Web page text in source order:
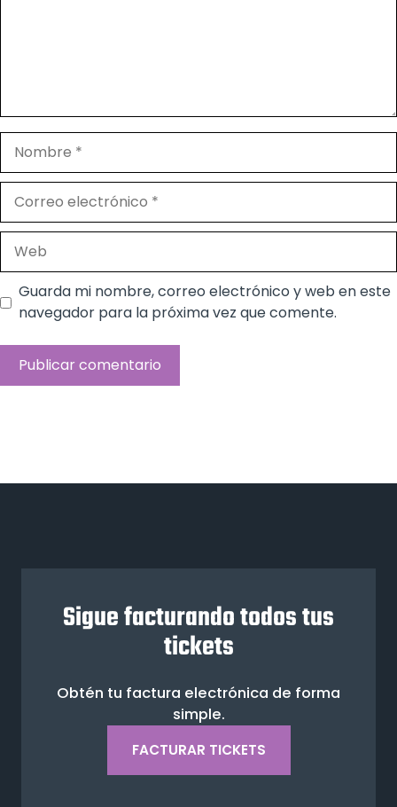
Nombre
electrónico
Guarda mi nombre, correo electrónico y web en este
navegador para la próxima vez que comente.
Sigue facturando todos tus
tickets
Obtén tu factura electrónica de forma
simple.
FACTURAR TICKETS